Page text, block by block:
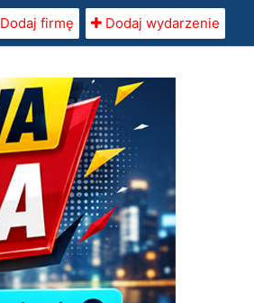
Dodaj firmę Dodaj wydarzenie